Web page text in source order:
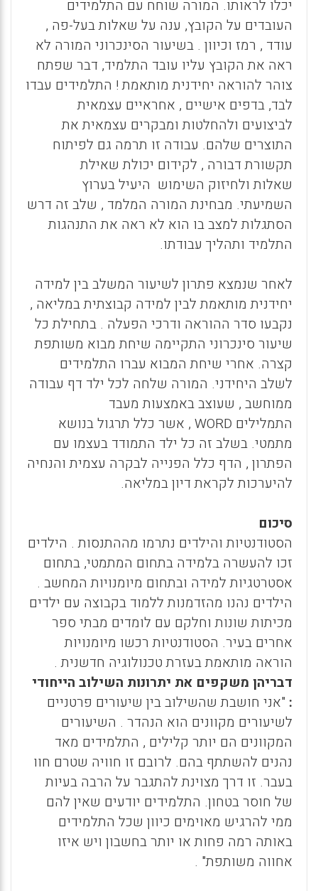
יכלו לראותו. המורה שוחח עם התלמידים
העובדים על הקובץ, ענה על שאלות בעל-פה ,
עודד , רמז וכיוון . בשיעור הסינכרוני המורה לא
ראה את הקובץ עליו עובד התלמיד, דבר שפתח
צוהר להוראה יחידנית מותאמת ! התלמידים עבדו
לבד, בדפים אישיים , אחראיים עצמאית
לביצועים ולהחלטות ומבקרים עצמאית את
התוצרים שלהם. עבודה זו תרמה גם לפיתוח
תקשורת דבורה , לקידום יכולת שאילת
שאלות ולחיזוק השימוש היעיל בערוץ
השמיעתי. מבחינת המורה המלמד , שלב זה דרש
הסתגלות למצב בו הוא לא ראה את התנהגות
התלמיד ותהליך עבודתו.
לאחר שנמצא פתרון לשיעור המשלב בין למידה
יחידנית מותאמת לבין למידה קבוצתית במליאה ,
נקבעו סדר ההוראה ודרכי הפעלה . בתחילת כל
שיעור סינכרוני התקיימה שיחת מבוא משותפת
קצרה. אחרי שיחת המבוא עברו התלמידים
לשלב היחידני. המורה שלחה לכל ילד דף עבודה
ממוחשב , שעוצב באמצעות מעבד
התמלילים WORD , אשר כלל תרגול בנושא
מתמטי. בשלב זה כל ילד התמודד בעצמו עם
הפתרון , הדף כלל הפנייה לבקרה עצמית והנחיה
להיערכות לקראת דיון במליאה.
סיכום
הסטודנטיות והילדים נתרמו מההתנסות . הילדים
זכו להעשרה בלמידה בתחום המתמטי, בתחום
אסטרטגיות למידה ובתחום מיומנויות המחשב .
הילדים נהנו מהזדמנות ללמוד בקבוצה עם ילדים
מכיתות שונות וחלקם עם לומדים מבתי ספר
אחרים בעיר. הסטודנטיות רכשו מיומנויות
הוראה מותאמת בעזרת טכנולוגיה חדשנית .
דבריהן משקפים את יתרונות השילוב הייחודי
: "אני חושבת שהשילוב בין שיעורים פרטניים
לשיעורים מקוונים הוא הנהדר . השיעורים
המקוונים הם יותר קלילים , התלמידים מאד
נהנים להשתתף בהם. לרובם זו חוויה שטרם חוו
בעבר. זו דרך מצוינת להתגבר על הרבה בעיות
של חוסר בטחון. התלמידים יודעים שאין להם
ממי להרגיש מאוימים כיוון שכל התלמידים
באותה רמה פחות או יותר בחשבון ויש איזו
אחווה משותפת" .